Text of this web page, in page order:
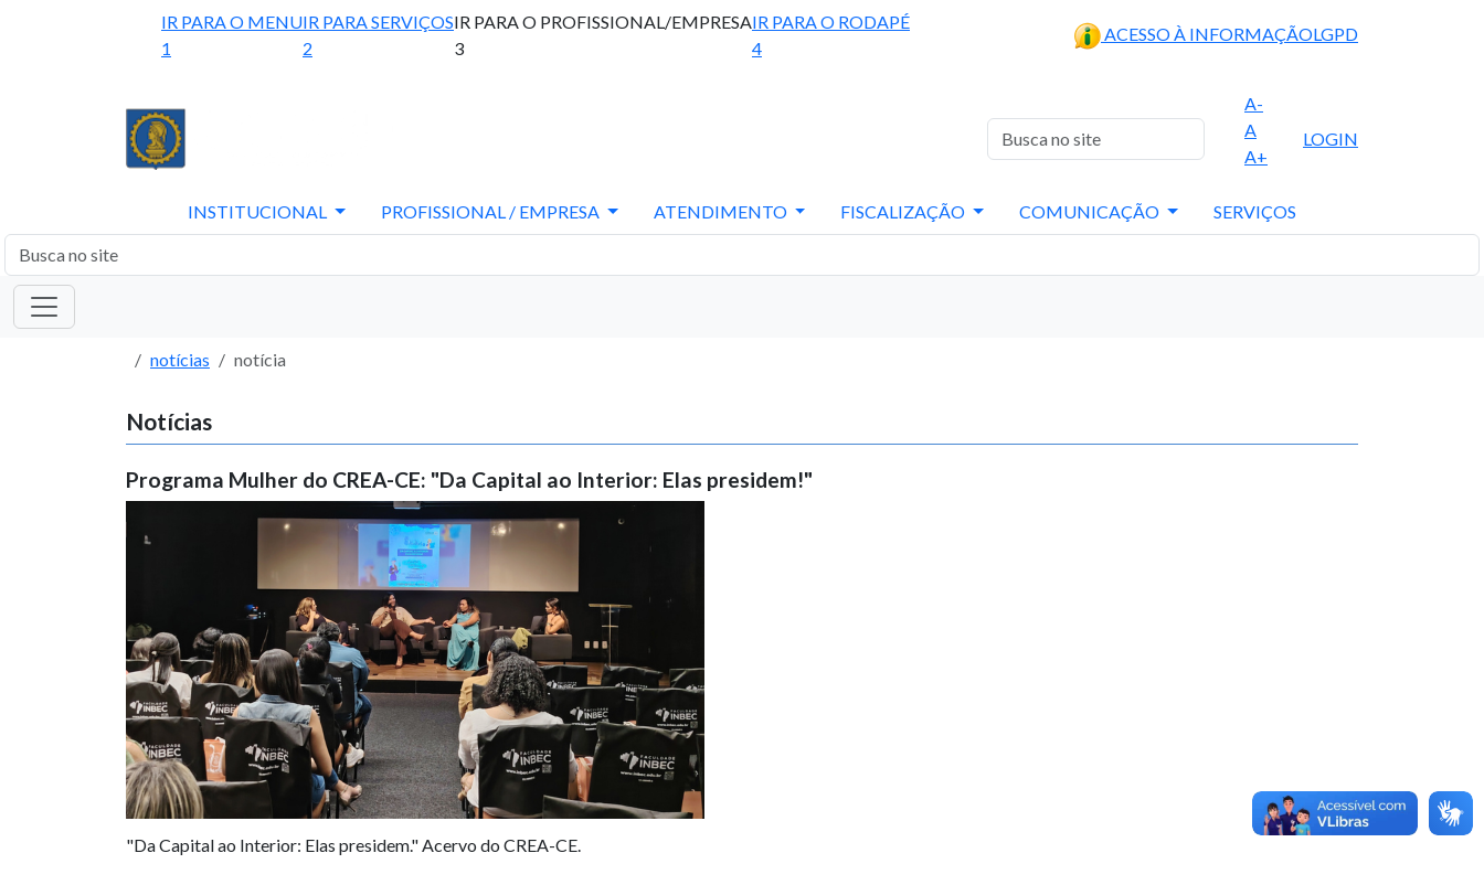
IR PARA O MENU
1
IR PARA SERVIÇOS
2
IR PARA O PROFISSIONAL/EMPRESA
3
IR PARA O RODAPÉ
4
ACESSO À INFORMAÇÃOLGPD
A-
A
A+
LOGIN
INSTITUCIONAL PROFISSIONAL / EMPRESA ATENDIMENTO FISCALIZAÇÃO COMUNICAÇÃO SERVIÇOS
notícias notícia
Notícias
Programa Mulher do CREA-CE: "Da Capital ao Interior: Elas presidem!"
"Da Capital ao Interior: Elas presidem." Acervo do CREA-CE.